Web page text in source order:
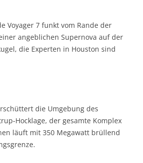
Voyager 7 funkt vom Rande der
angeblichen Supernova auf der
die Experten in Houston sind
die Umgebung des
Hocklage, der gesamte Komplex
läuft mit 350 Megawatt brüllend